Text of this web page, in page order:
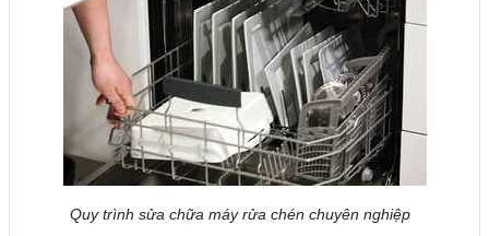
Quy trình sửa chữa máy rửa chén chuyên nghiệp